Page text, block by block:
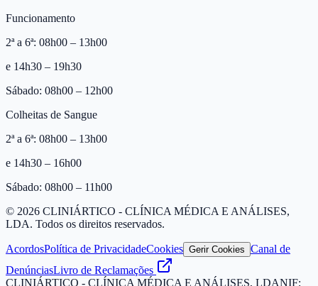
Funcionamento
2ª a 6ª: 08h00 – 13h00
e 14h30 – 19h30
Sábado: 08h00 – 12h00
Colheitas de Sangue
2ª a 6ª: 08h00 – 13h00
e 14h30 – 16h00
Sábado: 08h00 – 11h00
© 2026 CLINIÁRTICO - CLÍNICA MÉDICA E ANÁLISES,
LDA. Todos os direitos reservados.
AcordosPolítica de PrivacidadeCookies Gerir Cookies Canal de
DenúnciasLivro de Reclamações
CLINIÁRTICO - CLÍNICA MÉDICA E ANÁLISES, LDANIF: